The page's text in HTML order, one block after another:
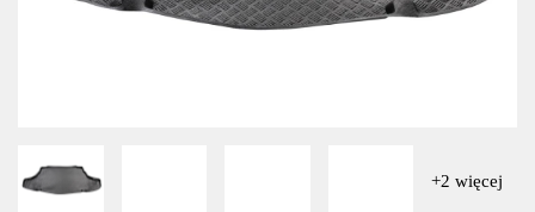
+2 więcej